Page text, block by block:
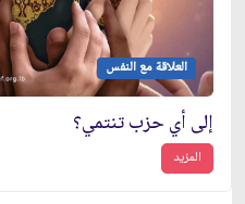
العلاقة مع النفس
إلى أي حزب تنتمي؟
المزيد